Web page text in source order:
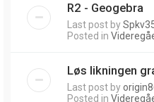
R2 - Geogebra
Last post by
Posted in
Løs likningen
Last post by
Posted in